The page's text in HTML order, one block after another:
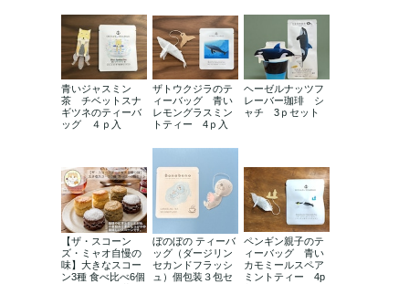
青いジャスミン
茶 チベットスナ
ギツネのティーバ
ッグ ４ｐ入
ザトウクジラのテ
ィーバッグ 青い
レモングラスミン
トティー 4ｐ入
ヘーゼルナッツフ
レーバー珈琲 シ
ャチ 3ｐセット
【ザ・スコーン
ズ・ミャオ自慢の
味】大きなスコー
ン3種 食べ比べ6個
ぼのぼの ティーバ
ッグ（ダージリン
セカンドフラッシ
ュ）個包装３包セ
ペンギン親子のテ
ィーバッグ 青い
カモミールスペア
ミントティー 4p